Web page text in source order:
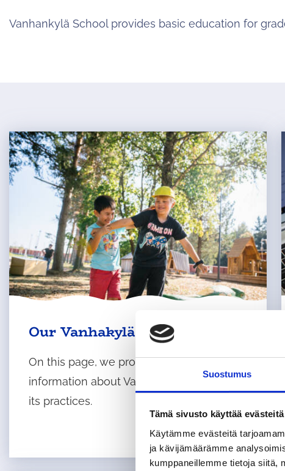
Suostumus
Tämä sivusto käyttää evästeitä
Käytämme evästeitä
ja kävijämäärämme
kumppaneillemme tietoja siitä,
Vanhankylä School provides basic education for
Our Vanhakylä School
On this page, we provide more
information about Vanhankylä School and
its practices.